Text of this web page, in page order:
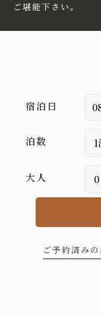
ご堪能下さい。
宿泊日
泊数
大人
ご予約済み